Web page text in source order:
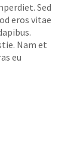
Sed
eros vitae
Nam et
eu